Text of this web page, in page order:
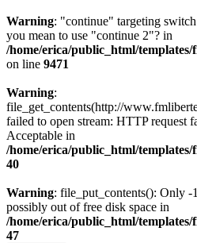
Warning: "continue" targeting
you mean to use "continue 2"? in
/home/erica/public_html/templates/
on line 9471
Warning:
file_get_contents(http://
failed to open stream: HTTP request
Acceptable in
/home/erica/public_html/
40
Warning: file_put_contents(): Only -
possibly out of free disk space in
/home/erica/public_html/
47